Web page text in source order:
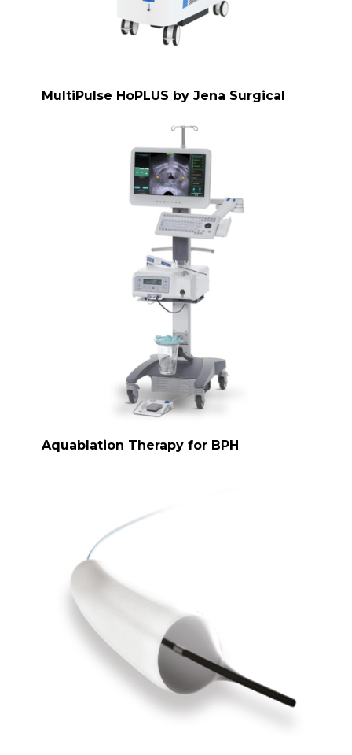
MultiPulse HoPLUS by Jena Surgical
Aquablation Therapy for BPH